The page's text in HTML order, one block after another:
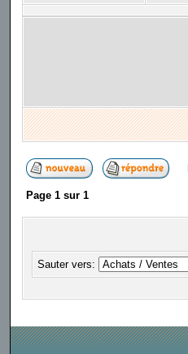
Page 1sur 1
Sauter vers: